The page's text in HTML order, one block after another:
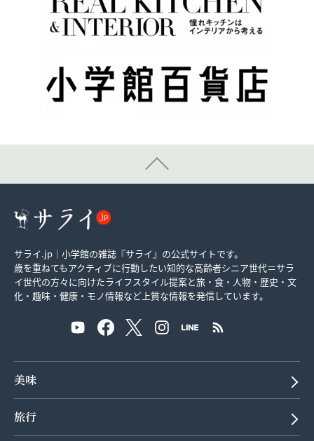
サライ.jp｜小学館の雑誌『サライ』の公式サイトです。
歳を重ねてもアクティブに行動したい知的な高齢者シニア世代＝サラ
イ世代の方々に向けたライフスタイル提案と旅・食・人物・歴史・文
化・趣味・健康・モノ情報など上質な情報を発信しています。
美味
旅行